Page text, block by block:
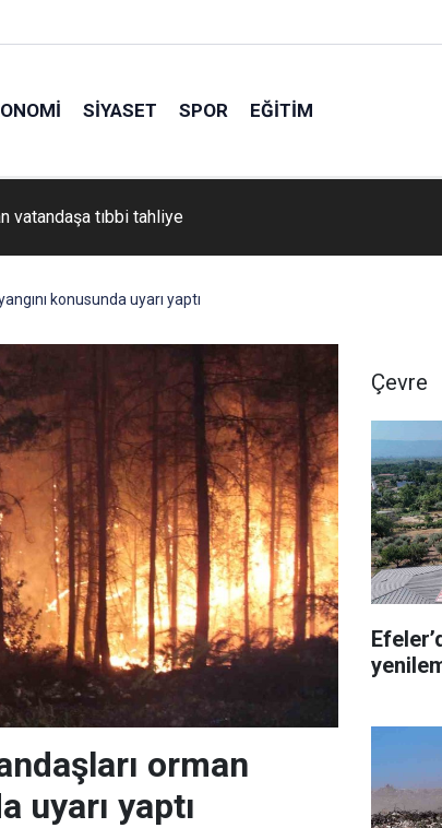
SIYASET SPOR EĞITIM
vatandaşa tıbbi tahliye
konusunda uyarı yaptı
orman
uyarı yaptı
Çevre